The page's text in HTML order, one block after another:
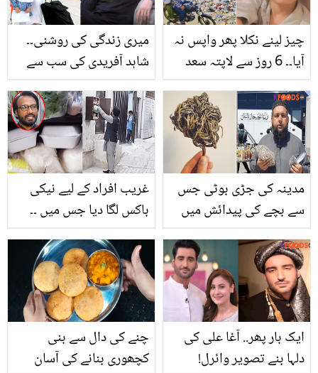
میری زندگی کی روشنی۔۔
شاہد آفریدی کی سب سے
عمرہ کرتے ہوئے خوبصورت
ویڈیو
چیز لینے نکلا پھر واپس نہ
آیا۔۔ 6 روز سے لاپتہ سعد
گیا، بچے کے ساتھ کیا ہوا؟
غریب افراد کے لیے نیکی
باکس لگا دیا جس میں ۔۔
باکس کیوں لگایا؟ محلے
والے بھی خوش ہوگئے
مدینہ کی جڑی بوٹی جس
سے بچے کی پیدائش میں
ٹہرنے میں مدد دینے والی
یہ جڑی بوٹی کیا ہے اور
پاکستان میں کہاں سے
ملتی ہے؟
چنے کی دال سے بنی
کچھوری بنانے کی آسان
ایک بار پھر.. آغا علی کی
دلہا بنے تصویر وائرل!